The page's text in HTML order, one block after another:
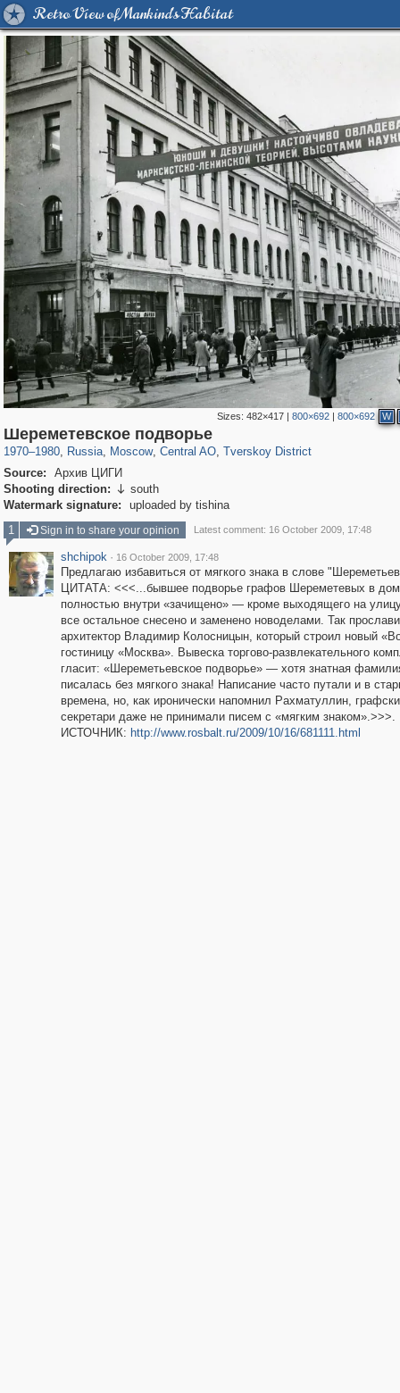
Retro View of Mankind's Habitat
Sizes: 482×417| 800×692| 800×692 W
Шереметевское подворье
1970–1980, Russia
1,406,255 29,243
, Moscow
319,780 8,286
, Central AO
159,978 5,916
, Tverskoy District
53,034
Source:
Архив ЦИГИ
Shooting direction:  south
Watermark signature:
uploaded by tishina
1
Sign in to share your opinion Latest comment: 16 October 2009, 17:48
shchipok · 16 October 2009, 17:48
Предлагаю избавиться от мягкого знака в слове
ЦИТАТА: <<<...бывшее подворье графов Шереметевых в
полностью внутри «зачищено» — кроме выходящего на
все остальное снесено и заменено новоделами. Так
архитектор Владимир Колосницын, который строил новый
гостиницу «Москва». Вывеска торгово-развлекательного
гласит: «Шереметьевское подворье» — хотя знатная
писалась без мягкого знака! Написание часто путали и в
времена, но, как иронически напомнил Рахматуллин,
секретари даже не принимали писем с «мягким знаком».>>>.
ИСТОЧНИК: http://www.rosbalt.ru/2009/10/16/681111.html